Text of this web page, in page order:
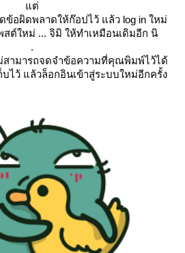
ต่
ข้อผิดพลาดให้ก๊อปไว้ แล้ว log in ใหม่
สต์ใหม่ ... จิมิ ให้ทำเหมือนเดิมอีก นิ
.
สามารถจดจำข้อความที่คุณพิมพ์ไว้ได้
ไว้ แล้วล็อกอินเข้าสู่ระบบใหม่อีกครั้ง